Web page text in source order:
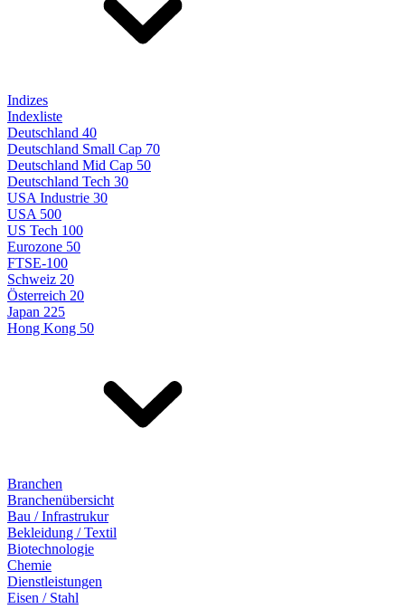
Indizes
Indexliste
Deutschland 40
Deutschland Small Cap 70
Deutschland Mid Cap 50
Deutschland Tech 30
USA Industrie 30
USA 500
US Tech 100
Eurozone 50
FTSE-100
Schweiz 20
Österreich 20
Japan 225
Hong Kong 50
Branchen
Branchenübersicht
Bau / Infrastrukur
Bekleidung / Textil
Biotechnologie
Chemie
Dienstleistungen
Eisen / Stahl